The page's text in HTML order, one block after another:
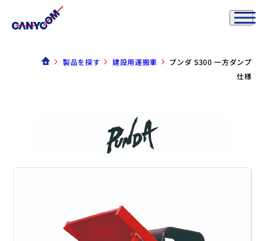
製品を探す 建設用運搬車
プンダ S300 一方ダンプ
仕様